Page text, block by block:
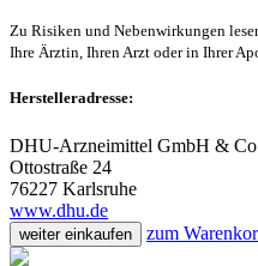
Zu Risiken und Nebenwirkungen
Ihre Ärztin, Ihren Arzt oder in Ihrer
Herstelleradresse:
DHU-Arzneimittel GmbH &
Ottostraße 24
76227 Karlsruhe
www.dhu.de
weiter einkaufen zum